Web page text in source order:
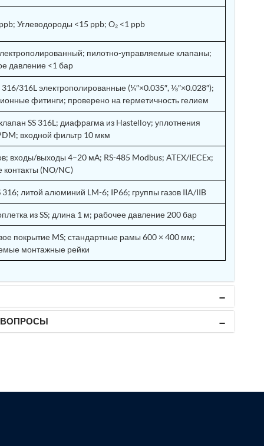
Углеводороды <15 ppb; O₂ <1 ppb
пилотно-управляемые клапаны;
давление <1 бар
316/316L электрополированные (¼″×0.035″, ⅛″×0.028″);
фитинги; проверено на герметичность гелием
SS 316L; диафрагма из Hastelloy; уплотнения
входной фильтр 10 мкм
входы/выходы 4–20 мА; RS-485 Modbus; ATEX/IECEx;
(NO/NC)
316; литой алюминий LM-6; IP66; группы газов IIA/IIB
из SS; длина 1 м; рабочее давление 200 бар
покрытие MS; стандартные рамы 600 × 400 мм;
монтажные рейки